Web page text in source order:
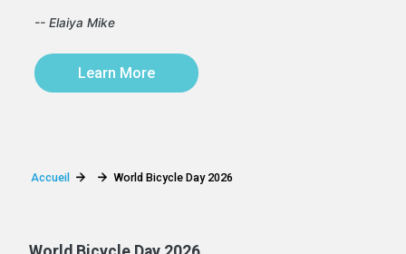
-- Elaiya Mike
Learn More
Accueil World Bicycle Day 2026